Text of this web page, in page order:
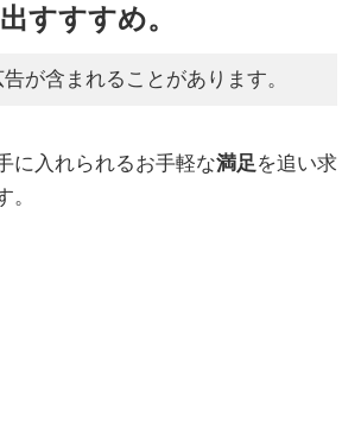
すすすめ。
が含まれることがあります。
に入れられるお手軽な満足を追い求
。